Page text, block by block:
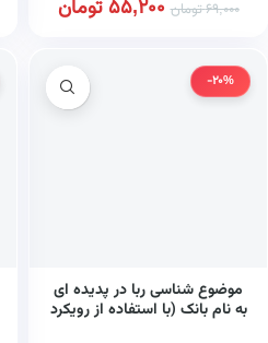
69,000تومان 55,200 تومان
-20%
موضوع شناسی ربا در پدیده ای
به نام بانک (با استفاده از رویکرد